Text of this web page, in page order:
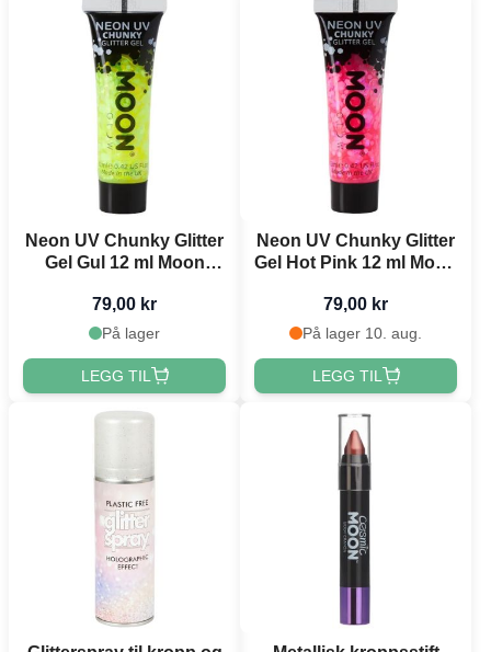
Neon UV Chunky Glitter
Gel Gul 12 ml Moon
79,00 kr
På lager
LEGG TIL
Neon UV Chunky Glitter
Gel Hot Pink 12 ml Moon
79,00 kr
På lager 10. aug.
LEGG TIL